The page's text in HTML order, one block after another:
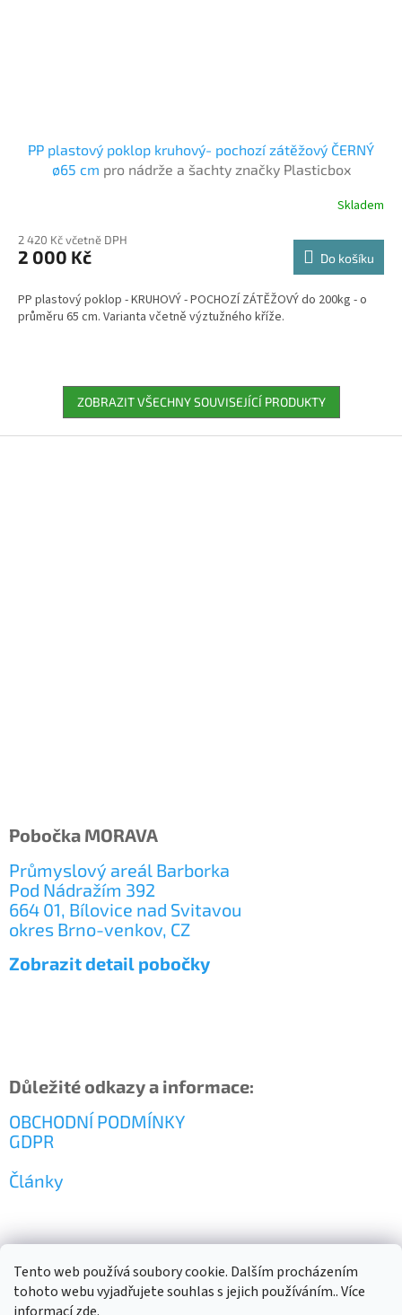
Tento web používá soubory cookie. Dalším procházením
tohoto webu vyjadřujete souhlas s jejich používáním.. Více
PP plastový poklop kruhový- pochozí zátěžový ČERNÝ
ø65 cm pro nádrže a šachty značky Plasticbox
Skladem
2 420 Kč včetně DPH
2 000 Kč Do košíku
PP plastový poklop - KRUHOVÝ - POCHOZÍ ZÁTĚŽOVÝ do 200kg - o
průměru 65 cm. Varianta včetně výztužného kříže.
ZOBRAZIT VŠECHNY SOUVISEJÍCÍ PRODUKTY
Pobočka MORAVA
Průmyslový areál Barborka
Pod Nádražím 392
664 01, Bílovice nad Svitavou
okres Brno-venkov, CZ
Zobrazit detail pobočky
Důležité odkazy a informace:
OBCHODNÍ PODMÍNKY
GDPR
Články